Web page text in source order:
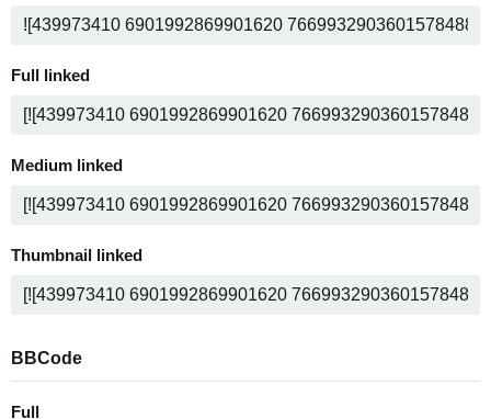
Full linked
Medium linked
Thumbnail linked
BBCode
Full